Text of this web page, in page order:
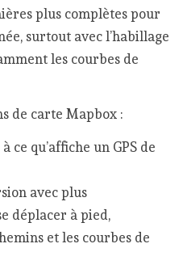
plus complètes pour
surtout avec l’habillage
les courbes de
de carte Mapbox :
ce qu’affiche un GPS de
avec plus
déplacer à pied,
et les courbes de